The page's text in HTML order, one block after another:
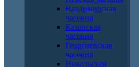
Владимирская
часовня
Казанская
часовня
Георгиевская
часовня
Никольская